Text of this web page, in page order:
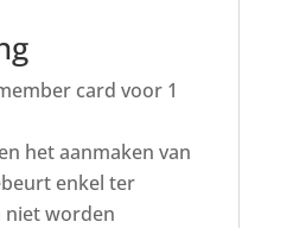
card voor 1
het aanmaken van
enkel ter
niet worden